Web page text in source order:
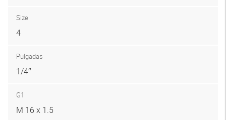
Size
4
Pulgadas
1/4″
G1
M 16 x 1.5